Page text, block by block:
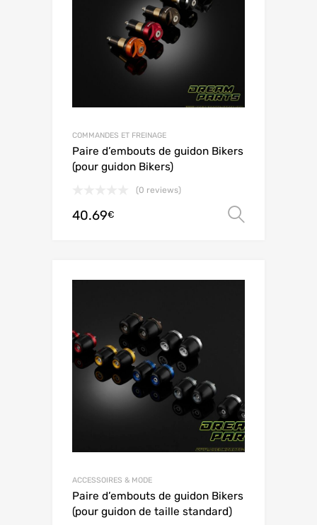
COMMANDES ET FREINAGE
Paire d’embouts de guidon Bikers
(pour guidon Bikers)
(0 reviews)
40.69€
ACCESSOIRES & MODE
Paire d’embouts de guidon Bikers
(pour guidon de taille standard)